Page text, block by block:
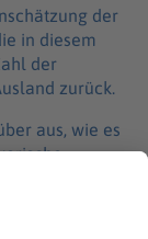
der
in diesem
der
zurück.
aus, wie es
Die
zu